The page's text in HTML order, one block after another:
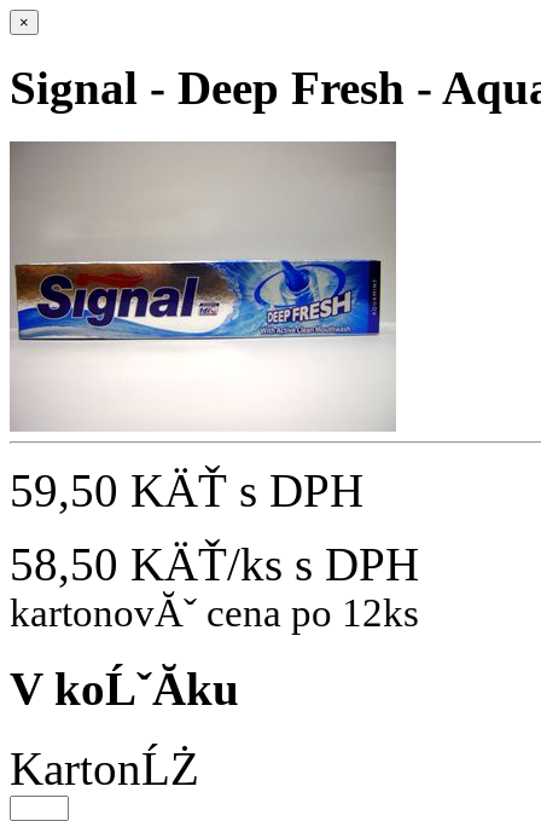
×
Signal - Deep Fresh -
59,50 KÄŤ s DPH
58,50 KÄŤ/ks s DPH
kartonovĂˇ cena po 12ks
V koĹˇĂ­ku
KartonĹŻ